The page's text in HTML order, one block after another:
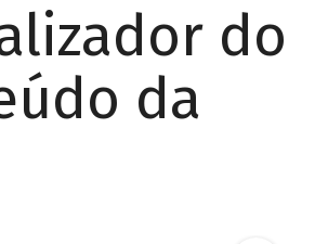
do
da